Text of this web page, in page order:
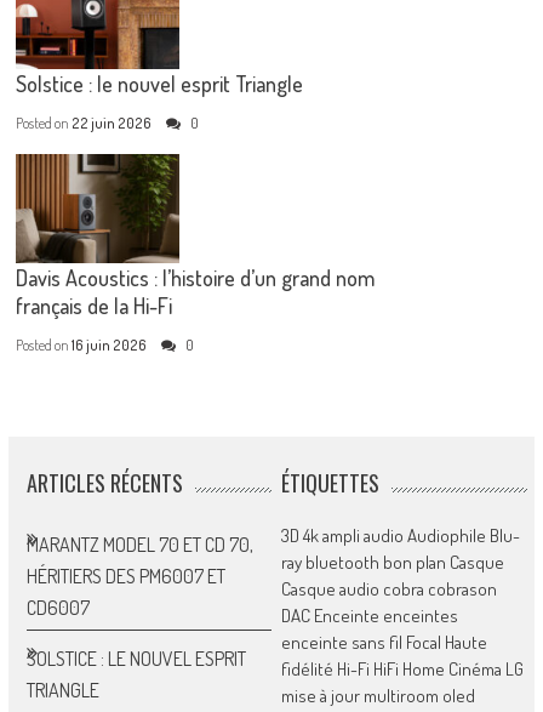
Solstice : le nouvel esprit Triangle
Posted on 22 juin 2026 0
Davis Acoustics : l’histoire d’un grand nom
français de la Hi-Fi
Posted on16 juin 2026 0
ARTICLES RÉCENTS
MARANTZ MODEL 70 ET CD 70,
HÉRITIERS DES PM6007 ET
CD6007
SOLSTICE : LE NOUVEL ESPRIT
TRIANGLE
ÉTIQUETTES
3D 4kampli audio Audiophile Blu-
ray bluetooth bon plan Casque
Casque audio cobra cobrason
DAC Enceinte enceintes
enceinte sans fil Focal Haute
fidélité Hi-Fi HiFi Home Cinéma LG
mise à jour multiroom oled